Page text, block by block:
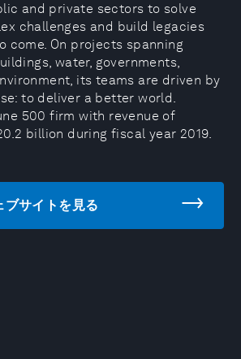
and private sectors to solve
challenges and build legacies
come. On projects spanning
water, governments,
its teams are driven by
to deliver a better world.
500 firm with revenue of
billion during fiscal year 2019.
ブサイトを見る